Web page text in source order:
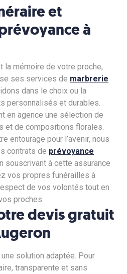
et
à
la mémoire de votre proche,
ses services de marbrerie
dans le choix ou la
personnalisés et durables.
en agence une sélection de
et de compositions florales.
entourage pour l’avenir, nous
contrats de prévoyance
souscrivant à cette assurance
vos propres funérailles à
de vos volontés tout en
proches.
devis gratuit
solution adaptée. Pour
transparente et sans